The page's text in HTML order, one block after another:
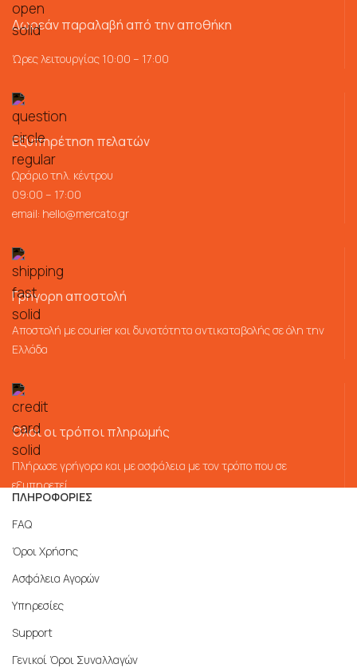
Δωρεάν παραλαβή από την αποθήκη
Ώρες λειτουργίας 10:00 – 17:00
Εξυπηρέτηση πελατών
Ωράριο τηλ. κέντρου
09:00 – 17:00
email: hello@mercato.gr
Γρήγορη αποστολή
Αποστολή με courier και δυνατότητα αντικαταβολής σε όλη την
Ελλάδα
Όλοι οι τρόποι πληρωμής
Πλήρωσε γρήγορα και με ασφάλεια με τον τρόπο που σε
εξυπηρετεί
ΠΛΗΡΟΦΟΡΙΕΣ
FAQ
Όροι Χρήσης
Ασφάλεια Αγορών
Υπηρεσίες
Support
Γενικοί Όροι Συναλλαγών